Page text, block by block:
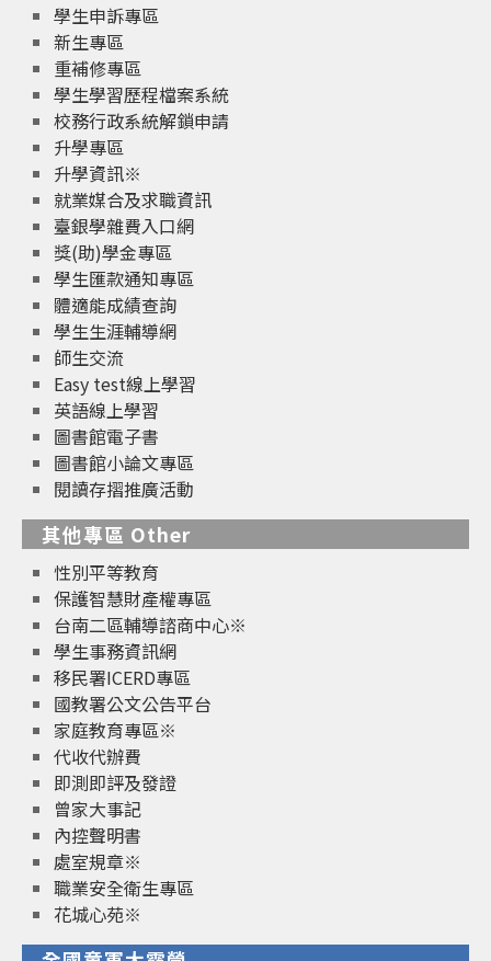
學生申訴專區
新生專區
重補修專區
學生學習歷程檔案系統
校務行政系統解鎖申請
升學專區
升學資訊※
就業媒合及求職資訊
臺銀學雜費入口網
獎(助)學金專區
學生匯款通知專區
體適能成績查詢
學生生涯輔導網
師生交流
Easy test線上學習
英語線上學習
圖書館電子書
圖書館小論文專區
閱讀存摺推廣活動
其他專區 Other
性別平等教育
保護智慧財產權專區
台南二區輔導諮商中心※
學生事務資訊網
移民署ICERD專區
國教署公文公告平台
家庭教育專區※
代收代辦費
即測即評及發證
曾家大事記
內控聲明書
處室規章※
職業安全衛生專區
花城心苑※